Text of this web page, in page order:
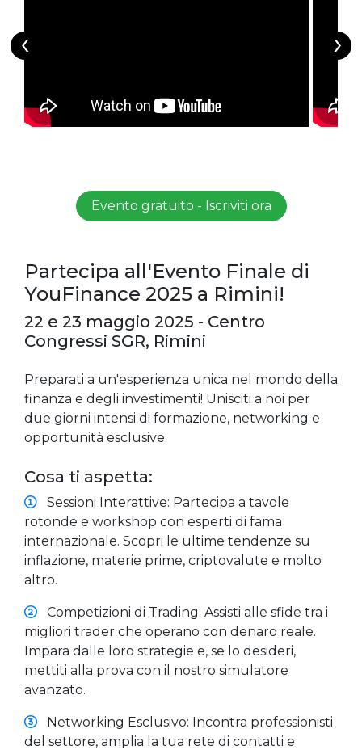
‹ ›
Evento gratuito - Iscriviti ora
Partecipa all'Evento Finale di
YouFinance 2025 a Rimini!
22 e 23 maggio 2025 - Centro
Congressi SGR, Rimini
Preparati a un'esperienza unica nel mondo della
finanza e degli investimenti! Unisciti a noi per
due giorni intensi di formazione, networking e
opportunità esclusive.
Cosa ti aspetta:
Sessioni Interattive: Partecipa a tavole
rotonde e workshop con esperti di fama
internazionale. Scopri le ultime tendenze su
inflazione, materie prime, criptovalute e molto
altro.
Competizioni di Trading: Assisti alle sfide tra i
migliori trader che operano con denaro reale.
Impara dalle loro strategie e, se lo desideri,
mettiti alla prova con il nostro simulatore
avanzato.
Networking Esclusivo: Incontra professionisti
del settore, amplia la tua rete di contatti e